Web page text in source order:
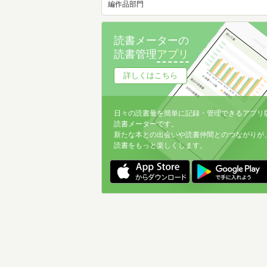
編作品部門
読書メーターの
読書管理アプリ
詳しくはこちら
日々の読書量を簡単に記録・管理できるアプリ
読書メーターです。
新たな本との出会いや読書仲間とのつながりが
読書をもっと楽しくします。